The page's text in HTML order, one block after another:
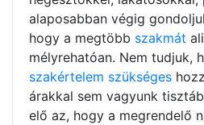
alaposabban végig
hogy a megtöbb szakmát
mélyrehatóan. Nem tudjuk,
szakértelem szükséges
árakkal sem vagyunk
elő az, hogy a megrendelő